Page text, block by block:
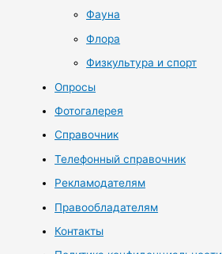
Фауна
Флора
Физкультура и спорт
Опросы
Фотогалерея
Справочник
Телефонный справочник
Рекламодателям
Правообладателям
Контакты